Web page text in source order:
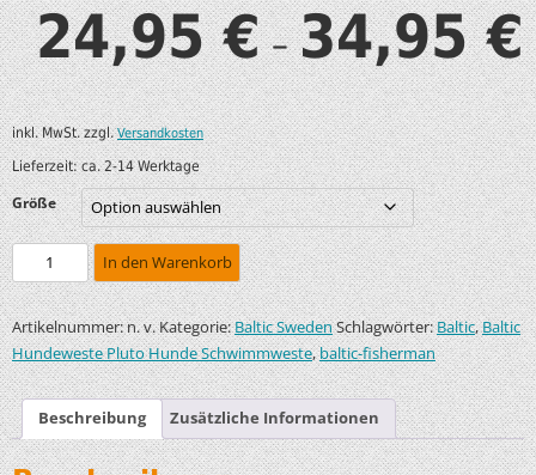
24,95€–34,95€
inkl. MwSt. zzgl.Versandkosten
Lieferzeit:ca. 2-14 Werktage
Größe
In den Warenkorb
Artikelnummer:n. v. Kategorie:Baltic Sweden Schlagwörter:Baltic,Baltic
Hundeweste Pluto Hunde Schwimmweste,baltic-fisherman
Beschreibung Zusätzliche Informationen